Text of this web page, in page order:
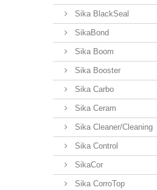
Sika BlackSeal
SikaBond
Sika Boom
Sika Booster
Sika Carbo
Sika Ceram
Sika Cleaner/Cleaning
Sika Control
SikaCor
Sika CorroTop